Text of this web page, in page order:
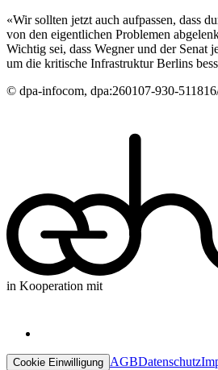
«Wir sollten jetzt auch aufpassen, dass
von den eigentlichen Problemen
Wichtig sei, dass Wegner und der Senat
um die kritische Infrastruktur Berlins
© dpa-infocom, dpa:260107-930-
in Kooperation mit
Cookie Einwilligung AGBDatenschutz